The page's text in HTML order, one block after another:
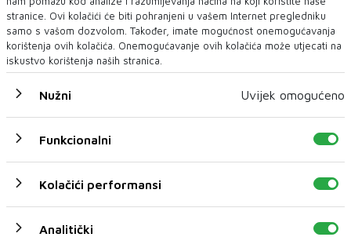
društvene mreže X: "PAŽNJA BIJELA KUĆO;
ŠALJITE VIŠE NOMINACIJA". Čini se da
Trumpova taktika bacanja svega na zid u nadi
da će se nešto primiti više ne funkcionira,
pogotovo jer institucije, pa čak i njegovi
stranački kolege, pokazuju sve više volje i
hrabrosti da mu se odupru, piše
stranice. Ovi kolačići će biti pohranjeni u vašem Internet pregledniku
samo s vašom dozvolom. Također, imate mogućnost onemogućavanja
korištenja ovih kolačića. Onemogućavanje ovih kolačića može utjecati na
iskustvo korištenja naših stranica.
Nužni Uvijek omogućeno
Funkcionalni
Kolačići performansi
Analitički